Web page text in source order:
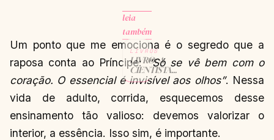
leia
também
LIVROS
LIVRO: A
CIENTISTA
QUE
PRÓPRIO
CONTINUAR →
Um ponto que me emociona é o segredo que a
raposa conta ao Príncipe:“Só se vê bem com o
coração. O essencial é invisível aos olhos”. Nessa
vida de adulto, corrida, esquecemos desse
ensinamento tão valioso: devemos valorizar o
interior, a essência. Isso sim, é importante.